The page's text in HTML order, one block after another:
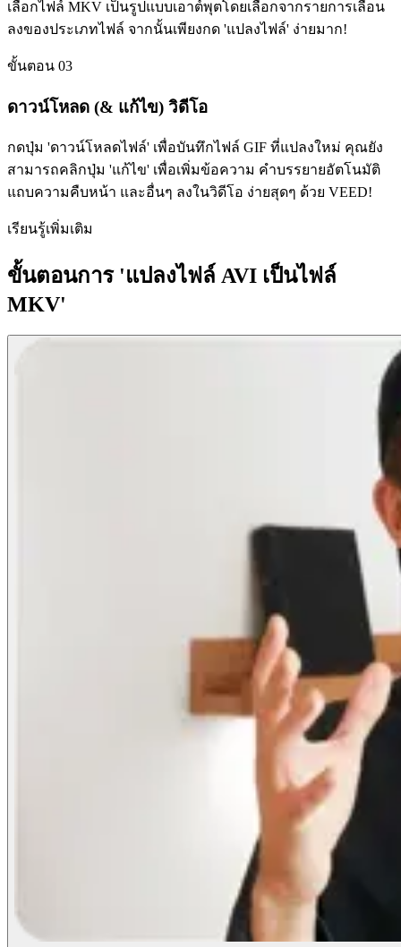
เลือกไฟล์ MKV เป็นรูปแบบเอาต์พุตโดยเลือกจากรายการเลื่อน
ลงของประเภทไฟล์ จากนั้นเพียงกด 'แปลงไฟล์' ง่ายมาก!
ขั้นตอน 03
ดาวน์โหลด (& แก้ไข) วิดีโอ
กดปุ่ม 'ดาวน์โหลดไฟล์' เพื่อบันทึกไฟล์ GIF ที่แปลงใหม่ คุณยัง
สามารถคลิกปุ่ม 'แก้ไข' เพื่อเพิ่มข้อความ คำบรรยายอัตโนมัติ
แถบความคืบหน้า และอื่นๆ ลงในวิดีโอ ง่ายสุดๆ ด้วย VEED!
เรียนรู้เพิ่มเติม
ขั้นตอนการ 'แปลงไฟล์ AVI เป็นไฟล์
MKV'